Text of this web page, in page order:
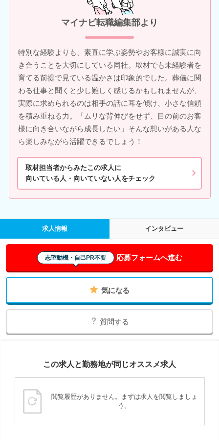
マイナビ転職編集部より
特別な経験よりも、素直に学ぶ姿勢やお客様に誠実に向
き合うことを大切にしている同社。取材でも未経験者を
育てる前提で見ている温かさは印象的でした。葬儀に関
わる仕事と聞くと少し難しく感じるかもしれませんが、
実際に求められるのは相手の話に耳を傾け、小さな信頼
を積み重ねる力。「ムリな背伸びをせず、目の前のお客
様に向き合いながら成長したい」そんな想いがある人な
ら楽しみながら活躍できるでしょう！
取材担当者からみたこの求人に
向いている人・向いていない人をチェック
求人情報 インタビュー
志望動機・自己PR不要 応募フォームへ進む
気になる
質問する
この求人と勤務地が同じオススメ求人
閲覧履歴がありません。まずは求人を閲覧しましょ
う。